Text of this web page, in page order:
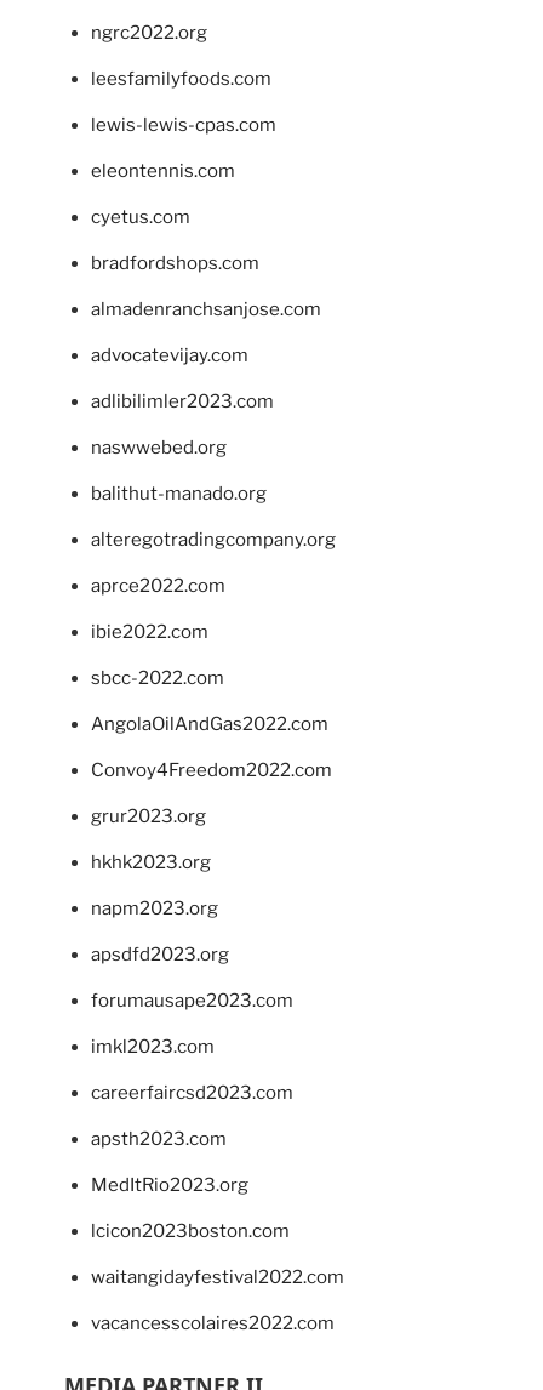
ngrc2022.org
leesfamilyfoods.com
lewis-lewis-cpas.com
eleontennis.com
cyetus.com
bradfordshops.com
almadenranchsanjose.com
advocatevijay.com
adlibilimler2023.com
naswwebed.org
balithut-manado.org
alteregotradingcompany.org
aprce2022.com
ibie2022.com
sbcc-2022.com
AngolaOilAndGas2022.com
Convoy4Freedom2022.com
grur2023.org
hkhk2023.org
napm2023.org
apsdfd2023.org
forumausape2023.com
imkl2023.com
careerfaircsd2023.com
apsth2023.com
MedItRio2023.org
lcicon2023boston.com
waitangidayfestival2022.com
vacancesscolaires2022.com